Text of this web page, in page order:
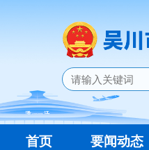
首页 要闻动态